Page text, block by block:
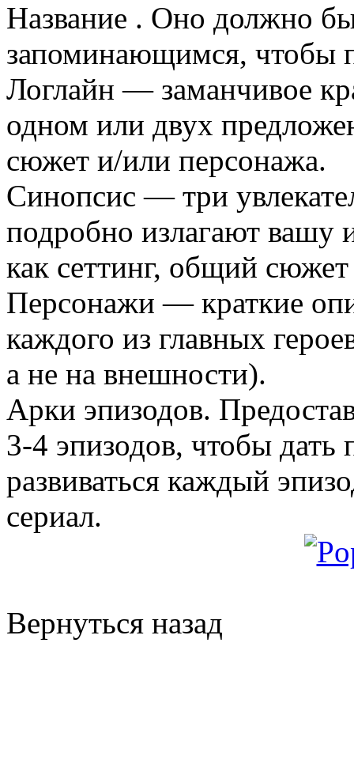
Название . Оно должно
запоминающимся, чтобы
Логлайн — заманчивое
одном или двух
сюжет и/или персонажа.
Синопсис — три
подробно излагают вашу
как сеттинг, общий
Персонажи — краткие
каждого из главных
а не на внешности).
Арки эпизодов.
3-4 эпизодов, чтобы дать
развиваться каждый
сериал.
Вернуться назад